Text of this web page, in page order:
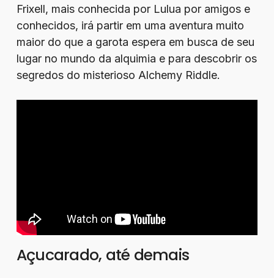
Frixell, mais conhecida por Lulua por amigos e
conhecidos, irá partir em uma aventura muito
maior do que a garota espera em busca de seu
lugar no mundo da alquimia e para descobrir os
segredos do misterioso Alchemy Riddle.
Açucarado, até demais